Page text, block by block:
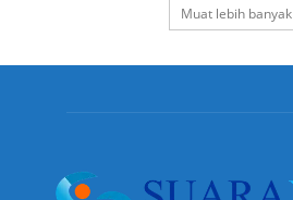
Muat lebih banyak